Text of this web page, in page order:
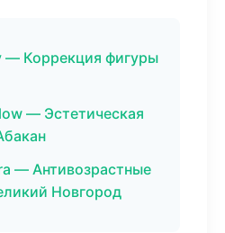
— Коррекция фигуры
— Эстетическая
— Антивозрастные
Новгород